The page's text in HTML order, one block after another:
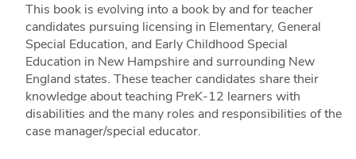
This book is evolving into a book by and for teacher
candidates pursuing licensing in Elementary, General
Special Education, and Early Childhood Special
Education in New Hampshire and surrounding New
England states. These teacher candidates share their
knowledge about teaching PreK-12 learners with
disabilities and the many roles and responsibilities of the
case manager/special educator.